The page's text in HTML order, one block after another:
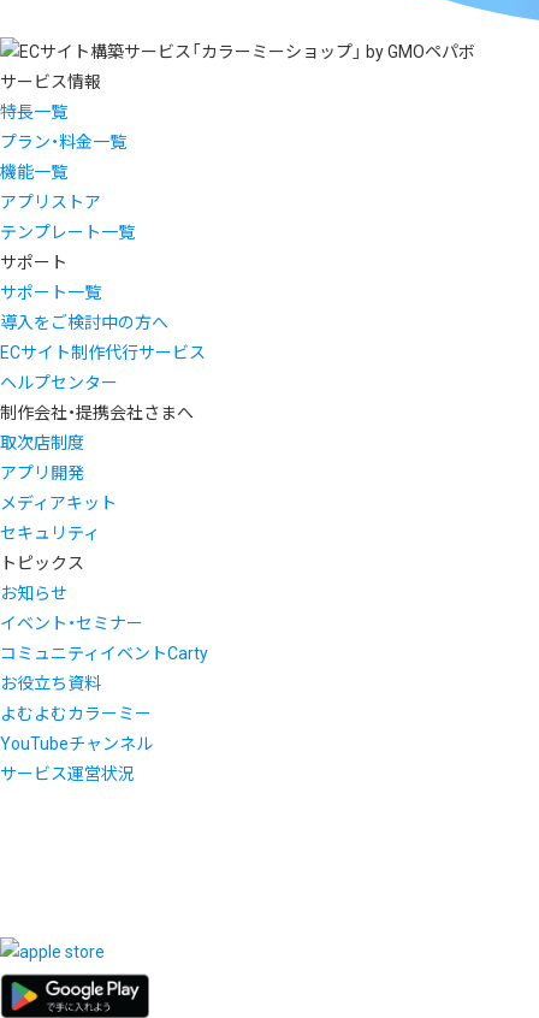
サービス情報
特長一覧
プラン・料金一覧
機能一覧
アプリストア
テンプレート一覧
サポート
サポート一覧
導入をご検討中の方へ
ECサイト制作代行サービス
ヘルプセンター
制作会社・提携会社さまへ
取次店制度
アプリ開発
メディアキット
セキュリティ
トピックス
お知らせ
イベント・セミナー
コミュニティイベントCarty
お役立ち資料
よむよむカラーミー
YouTubeチャンネル
サービス運営状況